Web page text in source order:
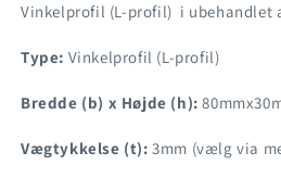
Vinkelprofil (L-profil) i ubehandlet
Type: Vinkelprofil (L-profil)
Bredde (b) x Højde (h):
Vægtykkelse (t): 3mm (vælg via